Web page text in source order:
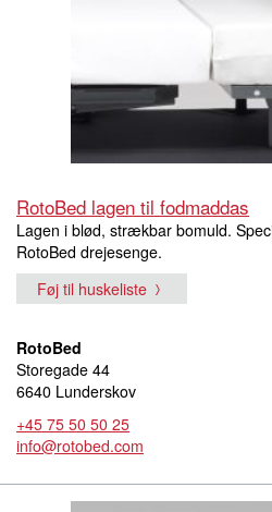
RotoBed lagen til fodmaddas
Lagen i blød, strækbar bomuld.
RotoBed drejesenge.
Føj til huskeliste
RotoBed
Storegade 44
6640 Lunderskov
+45 75 50 50 25
info@rotobed.com